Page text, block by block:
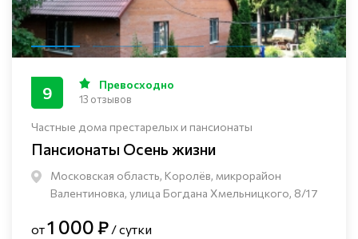
Частные дома престарелых и пансионаты
Пансионаты Осень жизни
Московская область, Королёв, микрорайон
Валентиновка, улица Богдана Хмельницкого, 8/17
9 Превосходно
13 отзывов
от1 000 ₽ / сутки